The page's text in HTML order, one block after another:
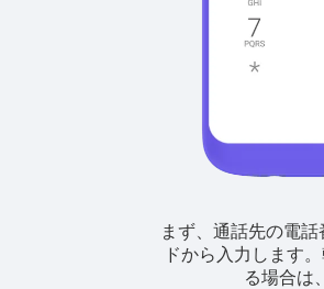
まず、通話先の電
ドから入力します。
る場合は、